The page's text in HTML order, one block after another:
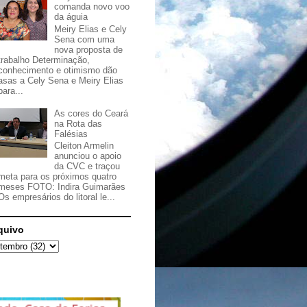
comanda novo voo
da águia
Meiry Elias e Cely
Sena com uma
nova proposta de
Determinação,
e otimismo dão
a Cely Sena e Meiry Elias
As cores do Ceará
na Rota das
Falésias
Cleiton Armelin
anunciou o apoio
da CVC e traçou
para os próximos quatro
FOTO: Indira Guimarães
empresários do litoral le...